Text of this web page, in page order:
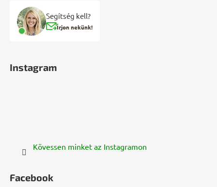
Segítség kell?
Írjon nekünk!
Instagram
Kövessen minket az Instagramon
Facebook